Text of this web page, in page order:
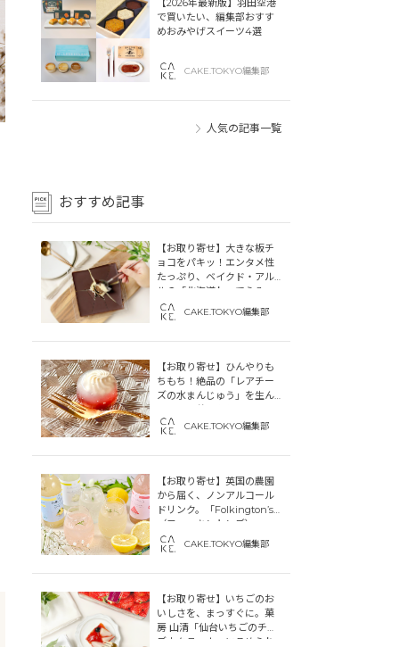
【2026年最新版】羽田空港
で買いたい、編集部おすす
めおみやげスイーツ4選
CAKE.TOKYO編集部
人気の記事一覧
おすすめ記事
【お取り寄せ】大きな板チ
ョコをパキッ！エンタメ性
たっぷり、ベイクド・アル
ルの「北海道わってらみ
す」
CAKE.TOKYO編集部
【お取り寄せ】ひんやりも
ちもち！絶品の「レアチー
ズの水まんじゅう」を生ん
だ「中津菓子かねい」のス
トーリーCAKE.TOKYO編集部
【お取り寄せ】英国の農園
から届く、ノンアルコール
ドリンク。「Folkington’s
（フォーキントンズ）」
CAKE.TOKYO編集部
【お取り寄せ】いちごのお
いしさを、まっすぐに。菓
房 山清「仙台いちごのチー
ズカタラーナ」にこめられ